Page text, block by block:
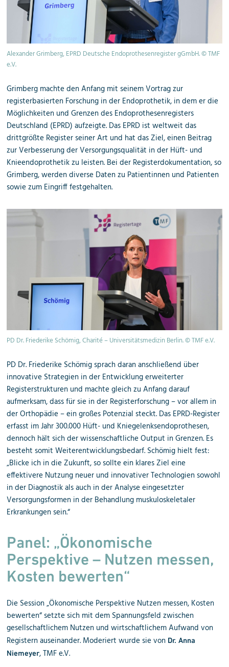
Alexander Grimberg, EPRD Deutsche Endoprothesenregister gGmbH. © TMF
e.V.
Grimberg machte den Anfang mit seinem Vortrag zur
registerbasierten Forschung in der Endoprothetik, in dem er die
Möglichkeiten und Grenzen des Endoprothesenregisters
Deutschland (EPRD) aufzeigte. Das EPRD ist weltweit das
drittgrößte Register seiner Art und hat das Ziel, einen Beitrag
zur Verbesserung der Versorgungsqualität in der Hüft- und
Knieendoprothetik zu leisten. Bei der Registerdokumentation, so
Grimberg, werden diverse Daten zu Patientinnen und Patienten
sowie zum Eingriff festgehalten.
PD Dr. Friederike Schömig, Charité – Universitätsmedizin Berlin. © TMF e.V.
PD Dr. Friederike Schömig sprach daran anschließend über
innovative Strategien in der Entwicklung erweiterter
Registerstrukturen und machte gleich zu Anfang darauf
aufmerksam, dass für sie in der Registerforschung – vor allem in
der Orthopädie – ein großes Potenzial steckt. Das EPRD-Register
erfasst im Jahr 300.000 Hüft- und Kniegelenksendoprothesen,
dennoch hält sich der wissenschaftliche Output in Grenzen. Es
besteht somit Weiterentwicklungsbedarf. Schömig hielt fest:
„Blicke ich in die Zukunft, so sollte ein klares Ziel eine
effektivere Nutzung neuer und innovativer Technologien sowohl
in der Diagnostik als auch in der Analyse eingesetzter
Versorgungsformen in der Behandlung muskuloskeletaler
Erkrankungen sein.“
Panel: „Ökonomische
Perspektive – Nutzen messen,
Kosten bewerten“
Die Session „Ökonomische Perspektive Nutzen messen, Kosten
bewerten“ setzte sich mit dem Spannungsfeld zwischen
gesellschaftlichem Nutzen und wirtschaftlichem Aufwand von
Registern auseinander. Moderiert wurde sie von Dr. Anna
Niemeyer, TMF e.V.